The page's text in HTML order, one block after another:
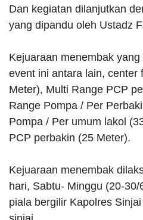
Dan kegiatan dilanjutkan
yang dipandu oleh Ustadz
Kejuaraan menembak
event ini antara lain, center
Meter), Multi Range PCP
Range Pompa / Per
Pompa / Per umum lakol
PCP perbakin (25 Meter).
Kejuaraan menembak
hari, Sabtu- Minggu (20-
piala bergilir Kapolres